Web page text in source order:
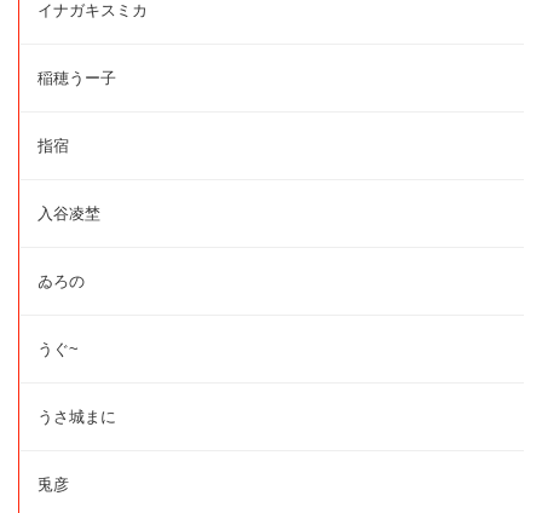
イナガキスミカ
稲穂うー子
指宿
入谷凌埜
ゐろの
うぐ~
うさ城まに
兎彦